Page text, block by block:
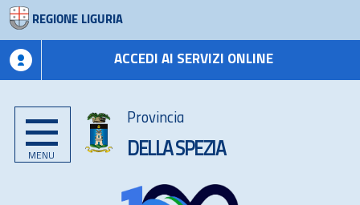
REGIONE LIGURIA
ACCEDI AI SERVIZI ONLINE
MENU
Provincia
DELLA SPEZIA